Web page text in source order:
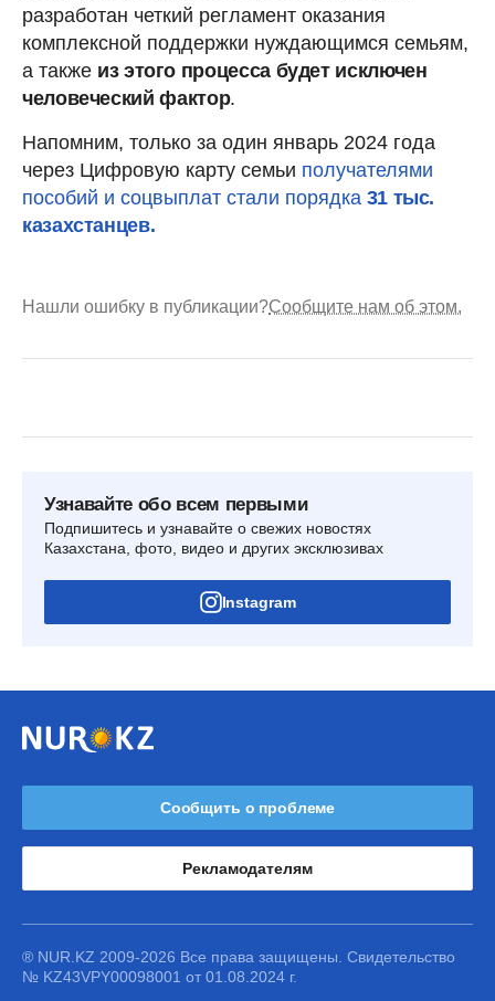
разработан четкий регламент оказания
комплексной поддержки нуждающимся семьям,
а также из этого процесса будет исключен
человеческий фактор.
Напомним, только за один январь 2024 года
через Цифровую карту семьи получателями
пособий и соцвыплат стали порядка 31 тыс.
казахстанцев.
Нашли ошибку в публикации?Сообщите нам об этом.
Узнавайте обо всем первыми
Подпишитесь и узнавайте о свежих новостях
Казахстана, фото, видео и других эксклюзивах
Instagram
Сообщить о проблеме
Рекламодателям
® NUR.KZ 2009-2026 Все права защищены. Свидетельство
№ KZ43VPY00098001 от 01.08.2024 г.